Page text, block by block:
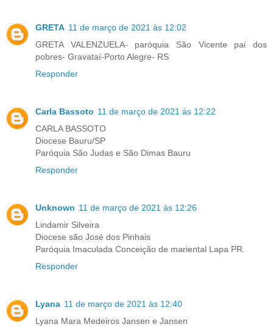
GRETA 11 de março de 2021 às 12:02
GRETA VALENZUELA- paróquia São Vicente pai dos
pobres- Gravataí-Porto Alegre- RS
Responder
Carla Bassoto 11 de março de 2021 às 12:22
CARLA BASSOTO
Diocese Bauru/SP
Paróquia São Judas e São Dimas Bauru
Responder
Unknown 11 de março de 2021 às 12:26
Lindamir Silveira
Diocese são José dos Pinhais
Paróquia Imaculada Conceição de mariental Lapa PR.
Responder
Lyana 11 de março de 2021 às 12:40
Lyana Mara Medeiros Jansen e Jansen